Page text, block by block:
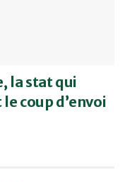
la stat qui
coup d’envoi